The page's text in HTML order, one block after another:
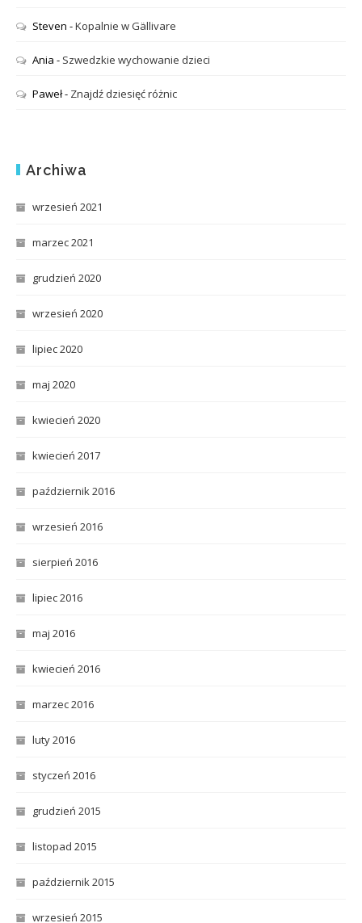
Steven -Kopalnie w Gällivare
Ania - Szwedzkie wychowanie dzieci
Paweł- Znajdź dziesięć różnic
Archiwa
wrzesień 2021
marzec 2021
grudzień 2020
wrzesień 2020
lipiec 2020
maj 2020
kwiecień 2020
kwiecień 2017
październik 2016
wrzesień 2016
sierpień 2016
lipiec 2016
maj 2016
kwiecień 2016
marzec 2016
luty 2016
styczeń 2016
grudzień 2015
listopad 2015
październik 2015
wrzesień 2015